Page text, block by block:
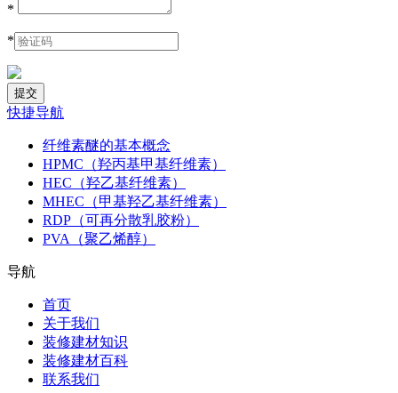
*
*
快捷导航
纤维素醚的基本概念
HPMC（羟丙基甲基纤维素）
HEC（羟乙基纤维素）
MHEC（甲基羟乙基纤维素）
RDP（可再分散乳胶粉）
PVA（聚乙烯醇）
导航
首页
关于我们
装修建材知识
装修建材百科
联系我们